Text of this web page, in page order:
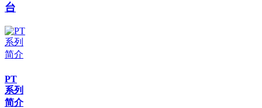
台
PT
系列
简介